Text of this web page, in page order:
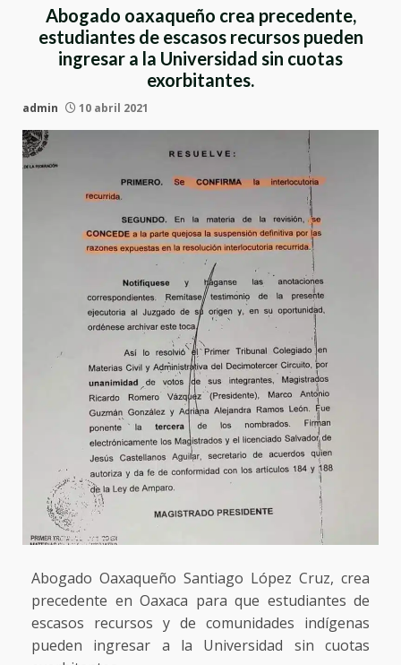
Abogado oaxaqueño crea precedente,
estudiantes de escasos recursos pueden
ingresar a la Universidad sin cuotas
exorbitantes.
admin 10 abril 2021
Abogado Oaxaqueño Santiago López Cruz, crea
precedente en Oaxaca para que estudiantes de
escasos recursos y de comunidades indígenas
pueden ingresar a la Universidad sin cuotas